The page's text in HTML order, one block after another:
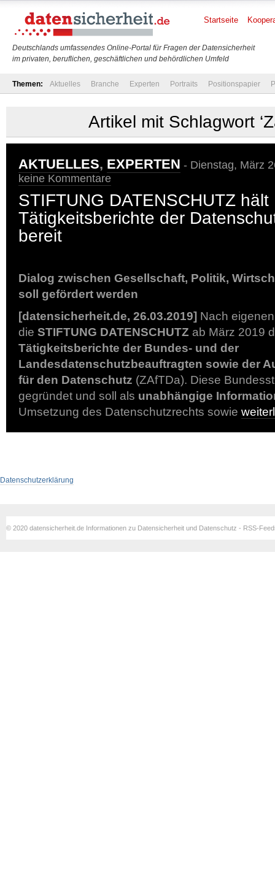
Deutschlands umfassendes Online-Portal für Fragen der Datensicherheit
im privaten, beruflichen, geschäftlichen und behördlichen Umfeld
Startseite
Themen: Aktuelles Branche Experten Portraits Positionspapier
Artikel mit Schlagwort
AKTUELLES, EXPERTEN - Dienstag, März
keine Kommentare
STIFTUNG DATENSCHUTZ hält
Tätigkeitsberichte der
bereit
Dialog zwischen Gesellschaft, Politik,
soll gefördert werden
[datensicherheit.de, 26.03.2019] Nach
die STIFTUNG DATENSCHUTZ ab März 2019
Tätigkeitsberichte der Bundes- und der
Landesdatenschutzbeauftragten sowie der
für den Datenschutz (ZAfTDa). Diese
gegründet und soll als unabhängige
Umsetzung des Datenschutzrechts sowie
Datenschutzerklärung
© 2020 datensicherheit.de Informationen zu Datensicherheit und Datenschutz - RSS-